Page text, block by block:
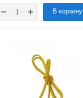
В корзину